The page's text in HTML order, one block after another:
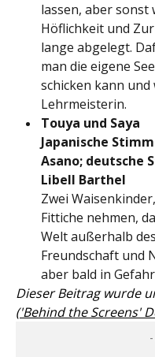
lassen, aber sonst
Höflichkeit und
lange abgelegt.
man die eigene
schicken kann und
Lehrmeisterin.
Touya und Saya
Japanische
Asano; deutsche
Libell Barthel
Zwei
Fittiche nehmen,
Welt außerhalb
Freundschaft und
aber bald in
Dieser Beitrag wurde
('Behind the Screens'